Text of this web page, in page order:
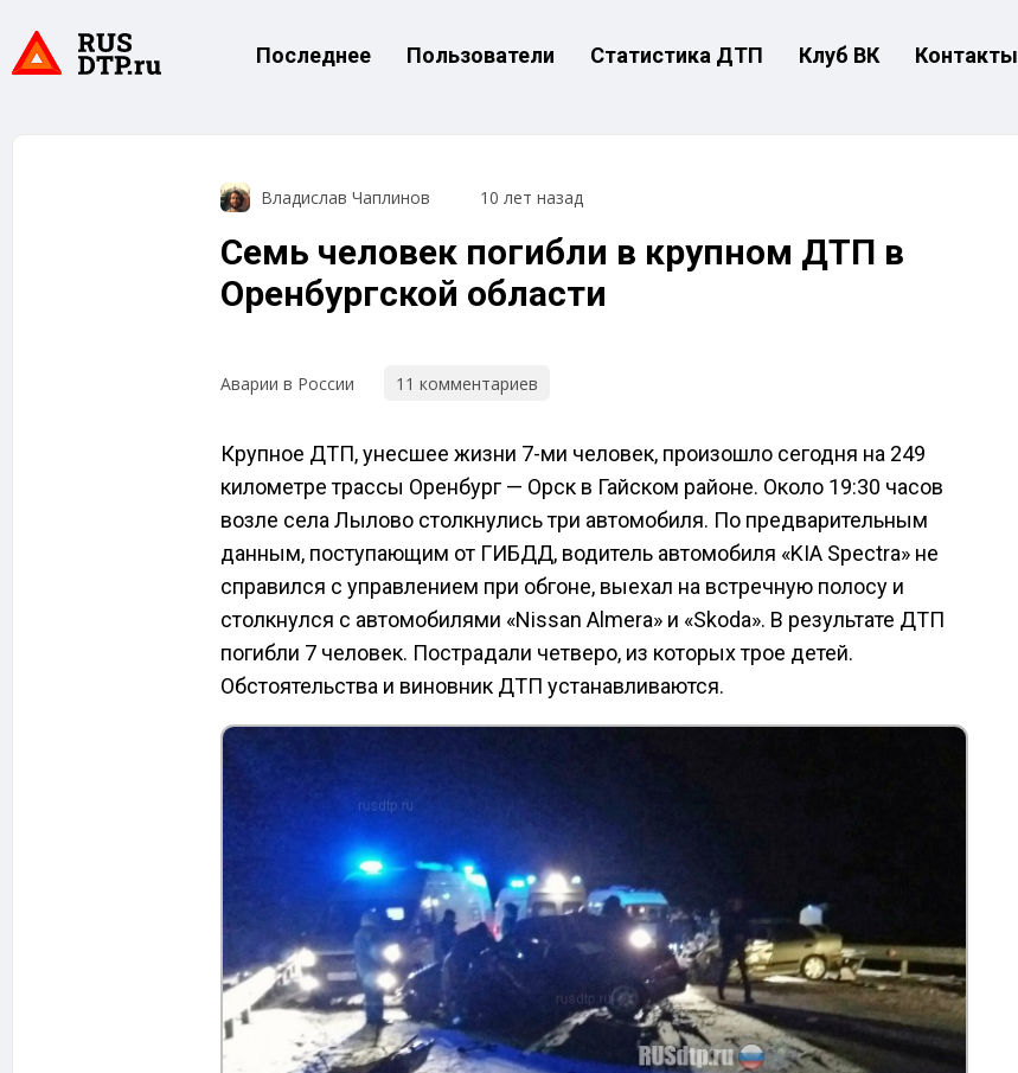
Последнее Пользователи Статистика ДТП Клуб ВК Контакты
Владислав Чаплинов 10 лет назад
Семь человек погибли в крупном ДТП в
Оренбургской области
Аварии в России 11 комментариев
Крупное ДТП, унесшее жизни 7-ми человек, произошло сегодня на 249
километре трассы Оренбург — Орск в Гайском районе. Около 19:30 часов
возле села Лылово столкнулись три автомобиля. По предварительным
данным, поступающим от ГИБДД, водитель автомобиля «KIA Spectra» не
справился с управлением при обгоне, выехал на встречную полосу и
столкнулся с автомобилями «Nissan Almera» и «Skoda». В результате ДТП
погибли 7 человек. Пострадали четверо, из которых трое детей.
Обстоятельства и виновник ДТП устанавливаются.